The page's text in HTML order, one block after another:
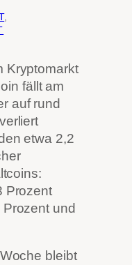
Kryptomarkt
fällt am
auf rund
etwa 2,2
Prozent
und
bleibt